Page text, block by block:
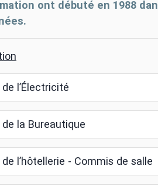
ont débuté en 1988
l’Électricité
la Bureautique
l’hôtellerie - Commis de salle